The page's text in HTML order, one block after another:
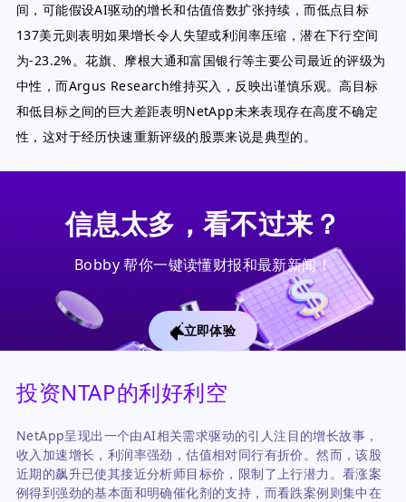
间，可能假设AI驱动的增长和估值倍数扩张持续，而低点目标
137美元则表明如果增长令人失望或利润率压缩，潜在下行空间
为-23.2%。花旗、摩根大通和富国银行等主要公司最近的评级为
中性，而Argus Research维持买入，反映出谨慎乐观。高目标
和低目标之间的巨大差距表明NetApp未来表现存在高度不确定
性，这对于经历快速重新评级的股票来说是典型的。
信息太多，看不过来？
Bobby 帮你一键读懂财报和最新新闻！
立即体验
投资NTAP的利好利空
NetApp呈现出一个由AI相关需求驱动的引人注目的增长故事，
收入加速增长，利润率强劲，估值相对同行有折价。然而，该股
近期的飙升已使其接近分析师目标价，限制了上行潜力。看涨案
例得到强劲的基本面和明确催化剂的支持，而看跌案例则集中在